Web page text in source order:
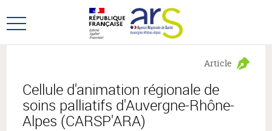
au
menu
au
contenu
Ouvrir
Cellule d'animation régionale de
soins palliatifs d'Auvergne-Rhône-
Alpes (CARSP'ARA)
Article